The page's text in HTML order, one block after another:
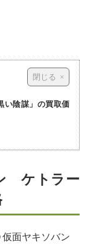
い陰謀」の買取価
ケトラー
仮面ヤキソバン